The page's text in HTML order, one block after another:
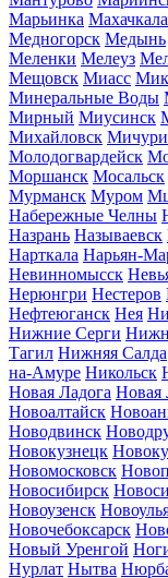
Марьинка Махачкала
Медногорск Медынь
Меленки Мелеуз
Мещовск Миасс
Минеральные Воды
Мирный Миусинск
Михайловск
Молодогвардейск
Моршанск Мосальск
Мурманск Муром
Набережные Челны
Назрань Называевск
Нарткала Нарьян-
Невинномысск
Нерюнгри Нестеров
Нефтеюганск Нея
Нижние Серги
Тагил Нижняя Салда
на-Амуре Никольск
Новая Ладога Новая
Новоалтайск
Новодвинск
Новокузнецк
Новомосковск
Новосибирск
Новоузенск
Новочебоксарск
Новый Уренгой
Нурлат Нытва